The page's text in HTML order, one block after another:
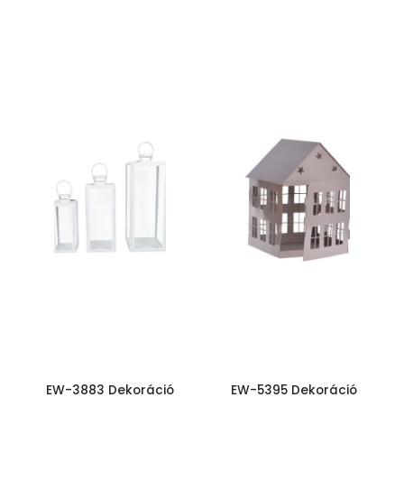
EW-3883 Dekoráció EW-5395 Dekoráció